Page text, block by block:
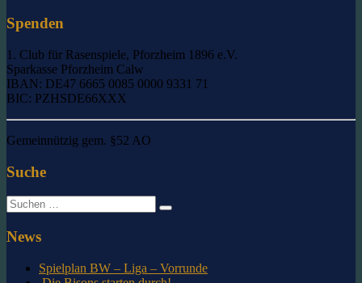
Spenden
1. Club für Rasenspiele, Pforzheim 1896 e.V.
Sparkasse Pforzheim Calw
IBAN: DE47 6665 0085 0000 9331 71
BIC: PZHSDE66XXX
Gemeinnützig gem. §52 AO
Suche
Suche
nach:
News
Spielplan BW – Liga – Vorrunde